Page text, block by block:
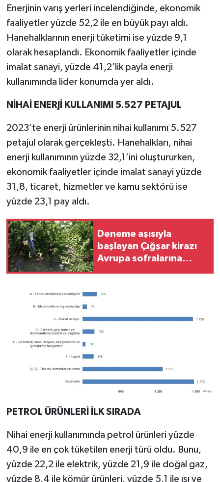
Enerjinin varış yerleri incelendiğinde, ekonomik
faaliyetler yüzde 52,2 ile en büyük payı aldı.
Hanehalklarının enerji tüketimi ise yüzde 9,1
olarak hesaplandı. Ekonomik faaliyetler içinde
imalat sanayi, yüzde 41,2’lik payla enerji
kullanımında lider konumda yer aldı.
NİHAİ ENERJİ KULLANIMI 5.527 PETAJUL
2023’te enerji ürünlerinin nihai kullanımı 5.527
petajul olarak gerçekleşti. Hanehalkları, nihai
enerji kullanımının yüzde 32,1’ini oluştururken,
ekonomik faaliyetler içinde imalat sanayi yüzde
31,8, ticaret, hizmetler ve kamu sektörü ise
yüzde 23,1 pay aldı.
Deneme aşısıyla
başlayan Çığşar kirazı
Avrupa sofralarına
PETROL ÜRÜNLERİ İLK SIRADA
Nihai enerji kullanımında petrol ürünleri yüzde
40,9 ile en çok tüketilen enerji türü oldu. Bunu,
yüzde 22,2 ile elektrik, yüzde 21,9 ile doğal gaz,
yüzde 8,4 ile kömür ürünleri, yüzde 5,1 ile ısı ve